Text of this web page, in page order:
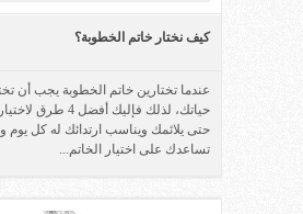
كيف نختار خاتم الخطوبة؟
عندما تختارين خاتم الخطوبة يجب أن
حياتك، لذلك فإليك
حتى يلائمك ويناسب ارتدائك له كل يوم
تساعدك على اختيار الخاتم...